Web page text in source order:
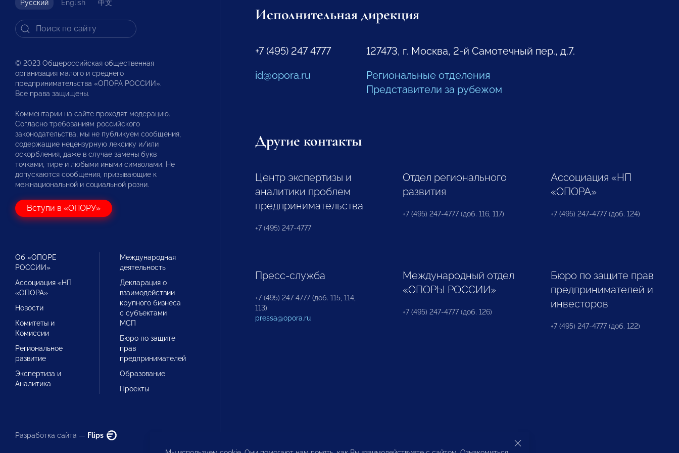
Русский English 中文
© 2023 Общероссийская общественная
организация малого и среднего
предпринимательства «ОПОРА РОССИИ».
Все права защищены.
Комментарии на сайте проходят модерацию.
Согласно требованиям российского
законодательства, мы не публикуем сообщения,
содержащие нецензурную лексику и/или
оскорбления, даже в случае замены букв
точками, тире и любыми иными символами. Не
допускаются сообщения, призывающие к
межнациональной и социальной розни.
Вступи в «ОПОРУ»
Об «ОПОРЕ
РОССИИ»
Ассоциация «НП
«ОПОРА»
Новости
Комитеты и
Комиссии
Региональное
развитие
Экспертиза и
Аналитика
Международная
деятельность
Декларация о
взаимодействии
крупного бизнеса
с субъектами
МСП
Бюро по защите
прав
предпринимателей
Образование
Проекты
Разработка сайта — Flips
Исполнительная дирекция
+7 (495) 247 4777
id@opora.ru
127473, г. Москва, 2-й Самотечный пер., д.7.
Региональные отделения
Представители за рубежом
Другие контакты
Центр экспертизы и
аналитики проблем
предпринимательства
+7 (495) 247-4777
Отдел регионального
развития
+7 (495) 247-4777 (доб. 116, 117)
Ассоциация «НП
«ОПОРА»
+7 (495) 247-4777 (доб. 124)
Пресс-служба
+7 (495) 247 4777 (доб. 115, 114,
113)
pressa@opora.ru
Международный отдел
«ОПОРЫ РОССИИ»
+7 (495) 247-4777 (доб. 126)
Бюро по защите прав
предпринимателей и
инвесторов
+7 (495) 247-4777 (доб. 122)